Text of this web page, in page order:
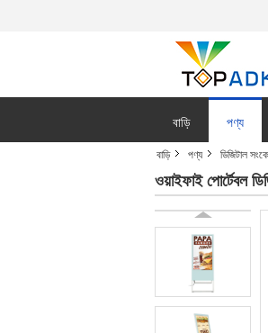
বাড়ি পণ্য
বাড়ি পণ্য ডিজিটাল
ওয়াইফাই পোর্টেবল